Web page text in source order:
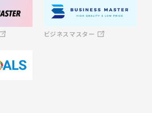
ビジネスマスター